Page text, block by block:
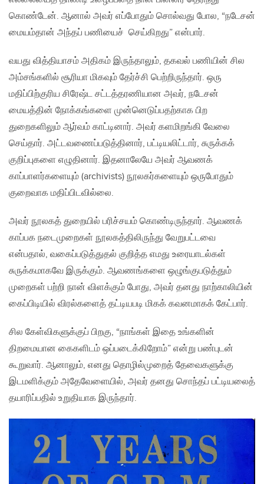
கொண்டேன். ஆனால் அவர் எப்போதும் சொல்வது போல, “நடேசன்
மையம்தான் அந்தப் பணியைச் செய்கிறது” என்பார்.
வயது வித்தியாசம் அதிகம் இருந்தாலும், தகவல் பணியின் சில
அம்சங்களில் சூரியா மிகவும் தேர்ச்சி பெற்றிருந்தார். ஒரு
மதிப்பிற்குரிய சிரேஷ்ட சட்டத்தரணியான அவர், நடேசன்
மையத்தின் நோக்கங்களை முன்னெடுப்பதற்காக பிற
துறைகளிலும் ஆர்வம் காட்டினார். அவர் களமிறங்கி வேலை
செய்தார். அட்டவணைப்படுத்தினார், பட்டியலிட்டார், சுருக்கக்
குறிப்புகளை எழுதினார். இதனாலேயே அவர் ஆவணக்
காப்பாளர்களையும் (archivists) நூலகர்களையும் ஒருபோதும்
குறைவாக மதிப்பிடவில்லை.
அவர் நூலகத் துறையில் பரிச்சயம் கொண்டிருந்தார். ஆவணக்
காப்பக நடைமுறைகள் நூலகத்திலிருந்து வேறுபட்டவை
என்பதால், வகைப்படுத்துதல் குறித்த எமது உரையாடல்கள்
சுருக்கமாகவே இருக்கும். ஆவணங்களை ஒழுங்குபடுத்தும்
முறைகள் பற்றி நான் விளக்கும் போது, அவர் தனது நாற்காலியின்
கைப்பிடியில் விரல்களைத் தட்டியபடி மிகக் கவனமாகக் கேட்பார்.
சில கேள்விகளுக்குப் பிறகு, “நாங்கள் இதை உங்களின்
திறமையான கைகளிடம் ஒப்படைக்கிறோம்” என்று பண்புடன்
கூறுவார். ஆனாலும், எனது தொழில்முறைத் தேவைகளுக்கு
இடமளிக்கும் அதேவேளையில், அவர் தனது சொந்தப் பட்டியலைத்
தயாரிப்பதில் உறுதியாக இருந்தார்.